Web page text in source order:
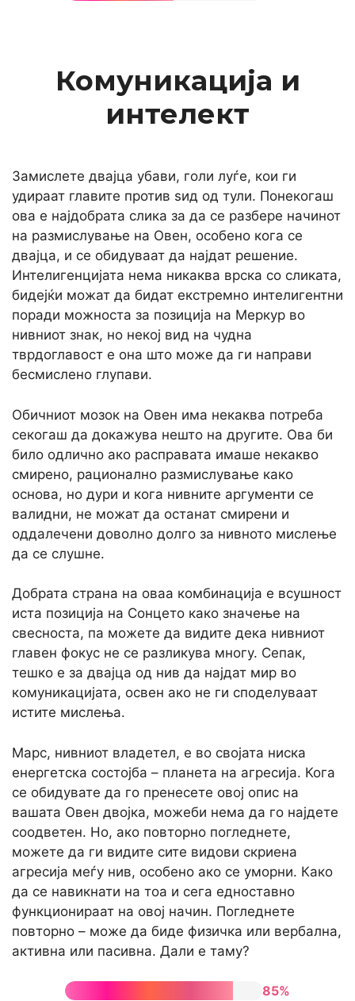
Комуникација и
интелект
Замислете двајца убави, голи луѓе, кои ги
удираат главите против ѕид од тули. Понекогаш
ова е најдобрата слика за да се разбере начинот
на размислување на Овен, особено кога се
двајца, и се обидуваат да најдат решение.
Интелигенцијата нема никаква врска со сликата,
бидејќи можат да бидат екстремно интелигентни
поради можноста за позиција на Меркур во
нивниот знак, но некој вид на чудна
тврдоглавост е она што може да ги направи
бесмислено глупави.
Обичниот мозок на Овен има некаква потреба
секогаш да докажува нешто на другите. Ова би
било одлично ако расправата имаше некакво
смирено, рационално размислување како
основа, но дури и кога нивните аргументи се
валидни, не можат да останат смирени и
оддалечени доволно долго за нивното мислење
да се слушне.
Добрата страна на оваа комбинација е всушност
иста позиција на Сонцето како значење на
свесноста, па можете да видите дека нивниот
главен фокус не се разликува многу. Сепак,
тешко е за двајца од нив да најдат мир во
комуникацијата, освен ако не ги споделуваат
истите мислења.
Марс, нивниот владетел, е во својата ниска
енергетска состојба – планета на агресија. Кога
се обидувате да го пренесете овој опис на
вашата Овен двојка, можеби нема да го најдете
соодветен. Но, ако повторно погледнете,
можете да ги видите сите видови скриена
агресија меѓу нив, особено ако се уморни. Како
да се навикнати на тоа и сега едноставно
функционираат на овој начин. Погледнете
повторно – може да биде физичка или вербална,
активна или пасивна. Дали е таму?
85%